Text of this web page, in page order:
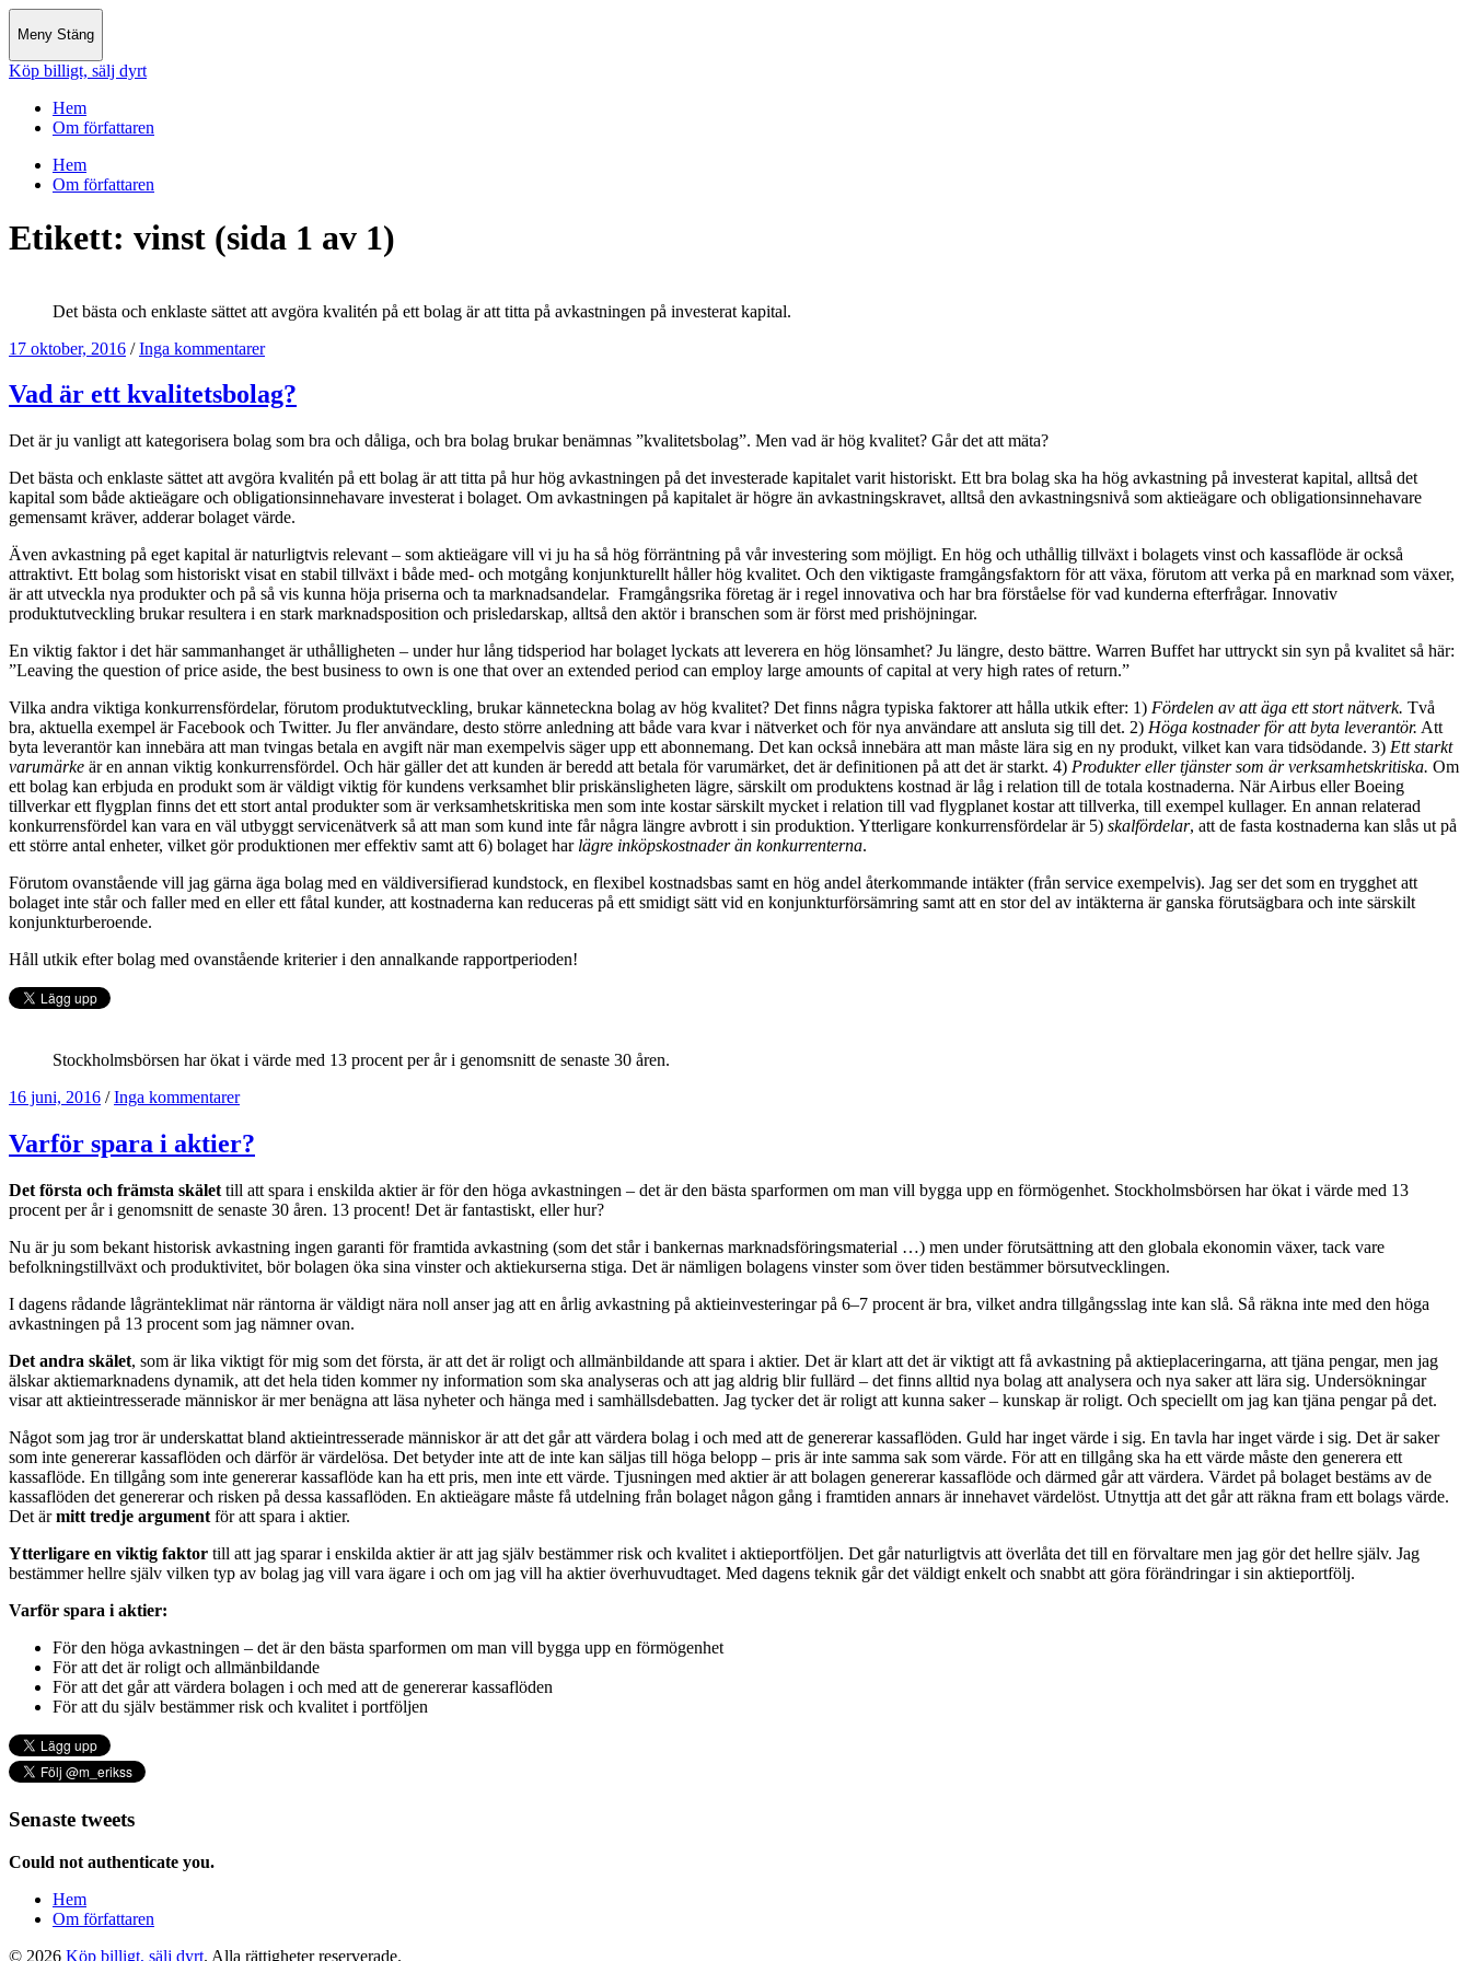
Meny Stäng
Köp billigt, sälj dyrt
Hem
Om författaren
Hem
Om författaren
Etikett: vinst (sida 1 av 1)
Det bästa och enklaste sättet att avgöra kvalitén på ett bolag är att titta på avkastningen på investerat kapital.
17 oktober, 2016 / Inga kommentarer
Vad är ett kvalitetsbolag?
Det är ju vanligt att kategorisera bolag som bra och dåliga, och bra bolag brukar benämnas ”kvalitetsbolag”. Men vad är hög kvalitet? Går det att mäta?
Det bästa och enklaste sättet att avgöra kvalitén på ett bolag är att titta på hur hög avkastningen på det investerade kapitalet varit historiskt. Ett bra bolag ska ha hög avkastning på investerat kapital, alltså det
kapital som både aktieägare och obligationsinnehavare investerat i bolaget. Om avkastningen på kapitalet är högre än avkastningskravet, alltså den avkastningsnivå som aktieägare och obligationsinnehavare
gemensamt kräver, adderar bolaget värde.
Även avkastning på eget kapital är naturligtvis relevant – som aktieägare vill vi ju ha så hög förräntning på vår investering som möjligt. En hög och uthållig tillväxt i bolagets vinst och kassaflöde är också
attraktivt. Ett bolag som historiskt visat en stabil tillväxt i både med- och motgång konjunkturellt håller hög kvalitet. Och den viktigaste framgångsfaktorn för att växa, förutom att verka på en marknad som växer,
är att utveckla nya produkter och på så vis kunna höja priserna och ta marknadsandelar. Framgångsrika företag är i regel innovativa och har bra förståelse för vad kunderna efterfrågar. Innovativ
produktutveckling brukar resultera i en stark marknadsposition och prisledarskap, alltså den aktör i branschen som är först med prishöjningar.
En viktig faktor i det här sammanhanget är uthålligheten – under hur lång tidsperiod har bolaget lyckats att leverera en hög lönsamhet? Ju längre, desto bättre. Warren Buffet har uttryckt sin syn på kvalitet så här:
”Leaving the question of price aside, the best business to own is one that over an extended period can employ large amounts of capital at very high rates of return.”
Vilka andra viktiga konkurrensfördelar, förutom produktutveckling, brukar känneteckna bolag av hög kvalitet? Det finns några typiska faktorer att hålla utkik efter: 1) Fördelen av att äga ett stort nätverk. Två
bra, aktuella exempel är Facebook och Twitter. Ju fler användare, desto större anledning att både vara kvar i nätverket och för nya användare att ansluta sig till det. 2) Höga kostnader för att byta leverantör. Att
byta leverantör kan innebära att man tvingas betala en avgift när man exempelvis säger upp ett abonnemang. Det kan också innebära att man måste lära sig en ny produkt, vilket kan vara tidsödande. 3) Ett starkt
varumärke är en annan viktig konkurrensfördel. Och här gäller det att kunden är beredd att betala för varumärket, det är definitionen på att det är starkt. 4) Produkter eller tjänster som är verksamhetskritiska. Om
ett bolag kan erbjuda en produkt som är väldigt viktig för kundens verksamhet blir priskänsligheten lägre, särskilt om produktens kostnad är låg i relation till de totala kostnaderna. När Airbus eller Boeing
tillverkar ett flygplan finns det ett stort antal produkter som är verksamhetskritiska men som inte kostar särskilt mycket i relation till vad flygplanet kostar att tillverka, till exempel kullager. En annan relaterad
konkurrensfördel kan vara en väl utbyggt servicenätverk så att man som kund inte får några längre avbrott i sin produktion. Ytterligare konkurrensfördelar är 5) skalfördelar, att de fasta kostnaderna kan slås ut på
ett större antal enheter, vilket gör produktionen mer effektiv samt att 6) bolaget har lägre inköpskostnader än konkurrenterna.
Förutom ovanstående vill jag gärna äga bolag med en väldiversifierad kundstock, en flexibel kostnadsbas samt en hög andel återkommande intäkter (från service exempelvis). Jag ser det som en trygghet att
bolaget inte står och faller med en eller ett fåtal kunder, att kostnaderna kan reduceras på ett smidigt sätt vid en konjunkturförsämring samt att en stor del av intäkterna är ganska förutsägbara och inte särskilt
konjunkturberoende.
Håll utkik efter bolag med ovanstående kriterier i den annalkande rapportperioden!
Stockholmsbörsen har ökat i värde med 13 procent per år i ge­nomsnitt de senaste 30 åren.
16 juni, 2016 / Inga kommentarer
Varför spara i aktier?
Det första och främsta skälet till att spara i enskilda aktier är för den höga avkastningen – det är den bästa sparformen om man vill bygga upp en förmögenhet. Stockholmsbörsen har ökat i värde med 13
procent per år i ge­nomsnitt de senaste 30 åren. 13 procent! Det är fantastiskt, eller hur?
Nu är ju som bekant historisk avkastning ingen garanti för framtida avkastning (som det står i bankernas marknadsföringsmaterial …) men under förutsättning att den globala ekonomin växer, tack vare
befolkningstillväxt och produktivitet, bör bolagen öka sina vinster och aktiekurserna stiga. Det är nämligen bolagens vinster som över tiden bestämmer börsutvecklingen.
I dagens rådande lågränteklimat när räntorna är väldigt nära noll anser jag att en årlig avkastning på aktieinvesteringar på 6–7 procent är bra, vilket andra tillgångsslag inte kan slå. Så räkna inte med den höga
avkastningen på 13 procent som jag nämner ovan.
Det andra skälet, som är lika viktigt för mig som det första, är att det är roligt och allmänbildande att spara i aktier. Det är klart att det är viktigt att få avkastning på aktieplaceringarna, att tjäna pengar, men jag
älskar aktiemarknadens dynamik, att det hela tiden kommer ny information som ska analyseras och att jag aldrig blir fullärd – det finns alltid nya bolag att analysera och nya saker att lära sig. Un­dersökningar
visar att aktieintresserade människor är mer benägna att läsa nyheter och hänga med i samhällsdebatten. Jag tycker det är roligt att kunna saker – kunskap är roligt. Och speciellt om jag kan tjäna pengar på det.
Något som jag tror är underskattat bland aktieintresserade män­niskor är att det går att värdera bolag i och med att de genererar kassaflöden. Guld har inget värde i sig. En tavla har inget värde i sig. Det är saker
som inte genererar kassaflöden och därför är värdelösa. Det betyder inte att de inte kan säljas till höga belopp – pris är inte samma sak som värde. För att en tillgång ska ha ett värde måste den generera ett
kassaflöde. En tillgång som inte genererar kassaflöde kan ha ett pris, men inte ett värde. Tjusningen med aktier är att bolagen genererar kassaflöde och därmed går att värdera. Värdet på bolaget bestäms av de
kassaflöden det genererar och risken på dessa kassaflöden. En aktieägare måste få utdelning från bolaget någon gång i framtiden annars är innehavet värdelöst. Utnyttja att det går att räkna fram ett bolags värde.
Det ärmitt tredje argument för att spara i aktier.
Ytterligare en viktig faktor till att jag sparar i enskilda aktier är att jag själv bestämmer risk och kvalitet i aktieportföljen. Det går natur­ligtvis att överlåta det till en förvaltare men jag gör det hellre själv. Jag
bestämmer hellre själv vilken typ av bolag jag vill vara ägare i och om jag vill ha aktier överhuvudtaget. Med dagens teknik går det väldigt enkelt och snabbt att göra förändringar i sin aktieportfölj.
Varför spara i aktier:
För den höga avkastningen – det är den bästa sparformen om man vill bygga upp en förmögenhet
För att det är roligt och allmänbildande
För att det går att värdera bolagen i och med att de genererar kassaflöden
För att du själv bestämmer risk och kvalitet i portföljen
Senaste tweets
Could not authenticate you.
Hem
Om författaren
© 2026 Köp billigt, sälj dyrt. Alla rättigheter reserverade.